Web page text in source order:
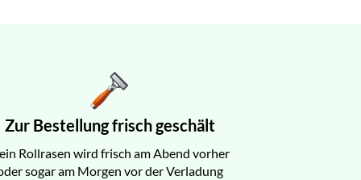
Zur Bestellung frisch geschält
Rollrasen wird frisch am Abend vorher
sogar am Morgen vor der Verladung